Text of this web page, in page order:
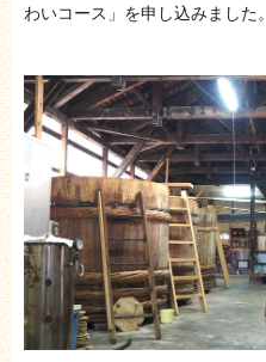
わいコース」を申し込みました。